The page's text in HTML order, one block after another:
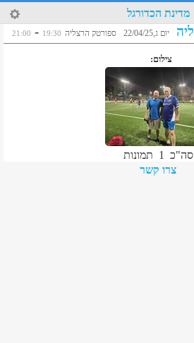
15 מדינת הכדורגל
יום ג,22/04/25 ספורטק הרצליה 19:30
-
21:00
צילום:
סה"כ 1 תמונות
צרו קשר